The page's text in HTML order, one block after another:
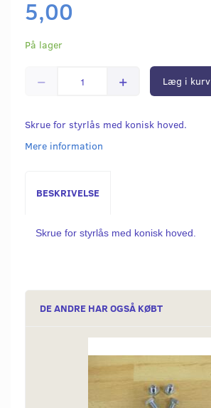
5,00
På lager
Læg i kurv
Skrue for styrlås med konisk hoved.
Mere information
BESKRIVELSE
Skrue for styrlås med konisk hoved.
DE ANDRE HAR OGSÅ KØBT